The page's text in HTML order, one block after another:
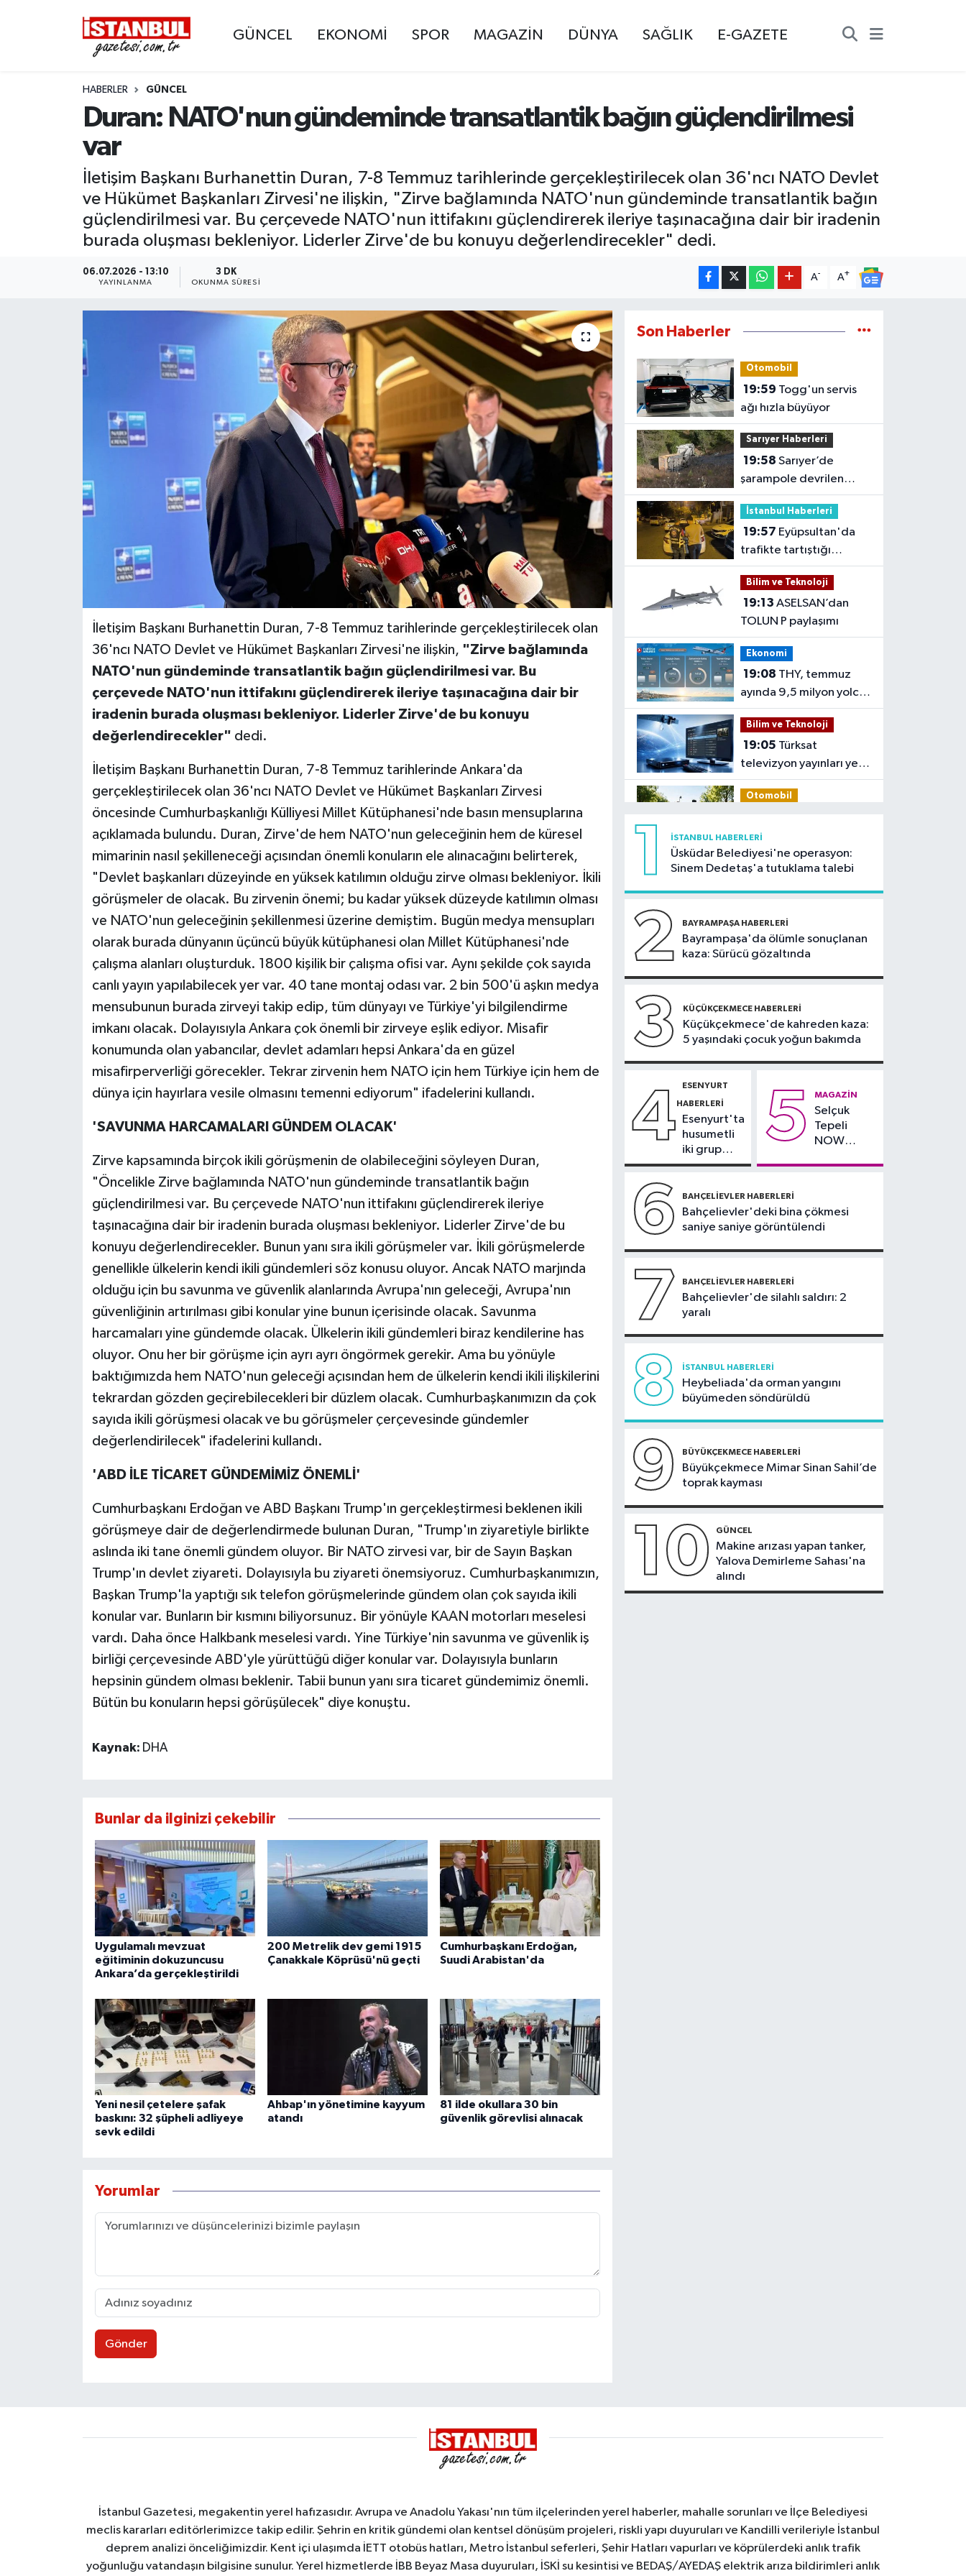
GÜNCEL EKONOMİ SPOR MAGAZİN DÜNYA SAĞLIK E-GAZETE
HABERLER GÜNCEL
Duran: NATO'nun gündeminde transatlantik bağın güçlendirilmesi
var
İletişim Başkanı Burhanettin Duran, 7-8 Temmuz tarihlerinde gerçekleştirilecek olan 36'ncı NATO Devlet
ve Hükümet Başkanları Zirvesi'ne ilişkin, "Zirve bağlamında NATO'nun gündeminde transatlantik bağın
güçlendirilmesi var. Bu çerçevede NATO'nun ittifakını güçlendirerek ileriye taşınacağına dair bir iradenin
burada oluşması bekleniyor. Liderler Zirve'de bu konuyu değerlendirecekler" dedi.
06.07.2026 - 13:10
YAYINLANMA
3 DK
OKUNMA SÜRESI
A- A+
İletişim Başkanı Burhanettin Duran, 7-8 Temmuz tarihlerinde gerçekleştirilecek olan
36'ncı NATO Devlet ve Hükümet Başkanları Zirvesi'ne ilişkin, "Zirve bağlamında
NATO'nun gündeminde transatlantik bağın güçlendirilmesi var. Bu
çerçevede NATO'nun ittifakını güçlendirerek ileriye taşınacağına dair bir
iradenin burada oluşması bekleniyor. Liderler Zirve'de bu konuyu
değerlendirecekler" dedi.
İletişim Başkanı Burhanettin Duran, 7-8 Temmuz tarihlerinde Ankara'da
gerçekleştirilecek olan 36'ncı NATO Devlet ve Hükümet Başkanları Zirvesi
öncesinde Cumhurbaşkanlığı Külliyesi Millet Kütüphanesi'nde basın mensuplarına
açıklamada bulundu. Duran, Zirve'de hem NATO'nun geleceğinin hem de küresel
mimarinin nasıl şekilleneceği açısından önemli konuların ele alınacağını belirterek,
"Devlet başkanları düzeyinde en yüksek katılımın olduğu zirve olması bekleniyor. İkili
görüşmeler de olacak. Bu zirvenin önemi; bu kadar yüksek düzeyde katılımın olması
ve NATO'nun geleceğinin şekillenmesi üzerine demiştim. Bugün medya mensupları
olarak burada dünyanın üçüncü büyük kütüphanesi olan Millet Kütüphanesi'nde
çalışma alanları oluşturduk. 1800 kişilik bir çalışma ofisi var. Aynı şekilde çok sayıda
canlı yayın yapılabilecek yer var. 40 tane montaj odası var. 2 bin 500'ü aşkın medya
mensubunun burada zirveyi takip edip, tüm dünyayı ve Türkiye'yi bilgilendirme
imkanı olacak. Dolayısıyla Ankara çok önemli bir zirveye eşlik ediyor. Misafir
konumunda olan yabancılar, devlet adamları hepsi Ankara'da en güzel
misafirperverliği görecekler. Tekrar zirvenin hem NATO için hem Türkiye için hem de
dünya için hayırlara vesile olmasını temenni ediyorum" ifadelerini kullandı.
'SAVUNMA HARCAMALARI GÜNDEM OLACAK'
Zirve kapsamında birçok ikili görüşmenin de olabileceğini söyleyen Duran,
"Öncelikle Zirve bağlamında NATO'nun gündeminde transatlantik bağın
güçlendirilmesi var. Bu çerçevede NATO'nun ittifakını güçlendirerek ileriye
taşınacağına dair bir iradenin burada oluşması bekleniyor. Liderler Zirve'de bu
konuyu değerlendirecekler. Bunun yanı sıra ikili görüşmeler var. İkili görüşmelerde
genellikle ülkelerin kendi ikili gündemleri söz konusu oluyor. Ancak NATO marjında
olduğu için bu savunma ve güvenlik alanlarında Avrupa'nın geleceği, Avrupa'nın
güvenliğinin artırılması gibi konular yine bunun içerisinde olacak. Savunma
harcamaları yine gündemde olacak. Ülkelerin ikili gündemleri biraz kendilerine has
oluyor. Onu her bir görüşme için ayrı ayrı öngörmek gerekir. Ama bu yönüyle
baktığımızda hem NATO'nun geleceği açısından hem de ülkelerin kendi ikili ilişkilerini
tekrardan gözden geçirebilecekleri bir düzlem olacak. Cumhurbaşkanımızın da çok
sayıda ikili görüşmesi olacak ve bu görüşmeler çerçevesinde gündemler
değerlendirilecek" ifadelerini kullandı.
'ABD İLE TİCARET GÜNDEMİMİZ ÖNEMLİ'
Cumhurbaşkanı Erdoğan ve ABD Başkanı Trump'ın gerçekleştirmesi beklenen ikili
görüşmeye dair de değerlendirmede bulunan Duran, "Trump'ın ziyaretiyle birlikte
aslında iki tane önemli gündem oluyor. Bir NATO zirvesi var, bir de Sayın Başkan
Trump'ın devlet ziyareti. Dolayısıyla bu ziyareti önemsiyoruz. Cumhurbaşkanımızın,
Başkan Trump'la yaptığı sık telefon görüşmelerinde gündem olan çok sayıda ikili
konular var. Bunların bir kısmını biliyorsunuz. Bir yönüyle KAAN motorları meselesi
vardı. Daha önce Halkbank meselesi vardı. Yine Türkiye'nin savunma ve güvenlik iş
birliği çerçevesinde ABD'yle yürüttüğü diğer konular var. Dolayısıyla bunların
hepsinin gündem olması beklenir. Tabii bunun yanı sıra ticaret gündemimiz önemli.
Bütün bu konuların hepsi görüşülecek" diye konuştu.
Kaynak: DHA
Bunlar da ilginizi çekebilir
Uygulamalı mevzuat
eğitiminin dokuzuncusu
Ankara’da gerçekleştirildi
200 Metrelik dev gemi 1915
Çanakkale Köprüsü'nü geçti
Cumhurbaşkanı Erdoğan,
Suudi Arabistan'da
Yeni nesil çetelere şafak
baskını: 32 şüpheli adliyeye
sevk edildi
Ahbap'ın yönetimine kayyum
atandı
81 ilde okullara 30 bin
güvenlik görevlisi alınacak
Yorumlar
Gönder
Son Haberler
Otomobil
19:59
ağı hızla büyüyor
Sarıyer Haberleri
19:58
şarampole devrilen
hafriyat kamyonunun
şoförü yaralandı
İstanbul Haberleri
19:57
trafikte tartıştığı
sürücünün önünü kesip
tehdit eden saldırgana
180 bin lira ceza
Bilim ve Teknoloji
19:13
TOLUN P paylaşımı
Ekonomi
19:08
ayında 9,5 milyon yolcu
taşıdı
Bilim ve Teknoloji
19:05
televizyon yayınları yeni
nesil uydulara taşınıyor
Otomobil
deneyimi denize
taşınacak
Güncel
Spor
18:59Hamza Yerlikaya:
2028 Olimpiyatları'nda
büyük başarılar elde
edeceğiz
İstanbul Haberleri
18:44Kireçburnu Sahili
Antalya plajlarını
aratmadı
1 İSTANBUL HABERLERI
Üsküdar Belediyesi'ne operasyon:
Sinem Dedetaş'a tutuklama talebi
2 BAYRAMPAŞA HABERLERI
Bayrampaşa'da ölümle sonuçlanan
kaza: Sürücü gözaltında
3 KÜÇÜKÇEKMECE HABERLERI
Küçükçekmece'de kahreden kaza:
5 yaşındaki çocuk yoğun bakımda
4 ESENYURT
HABERLERI
Esenyurt'ta
husumetli
iki grup
arasında
kavga
5 MAGAZIN
Selçuk
Tepeli
NOW
6 BAHÇELIEVLER HABERLERI
Bahçelievler'deki bina çökmesi
saniye saniye görüntülendi
7 BAHÇELIEVLER HABERLERI
Bahçelievler'de silahlı saldırı: 2
yaralı
8 İSTANBUL HABERLERI
Heybeliada'da orman yangını
büyümeden söndürüldü
9 BÜYÜKÇEKMECE HABERLERI
Büyükçekmece Mimar Sinan Sahil’de
toprak kayması
10 GÜNCEL
Makine arızası yapan tanker,
Yalova Demirleme Sahası'na
alındı
İstanbul Gazetesi, megakentin yerel hafızasıdır. Avrupa ve Anadolu Yakası'nın tüm ilçelerinden yerel haberler, mahalle sorunları ve İlçe Belediyesi
meclis kararları editörlerimizce takip edilir. Şehrin en kritik gündemi olan kentsel dönüşüm projeleri, riskli yapı duyuruları ve Kandilli verileriyle İstanbul
deprem analizi önceliğimizdir. Kent içi ulaşımda İETT otobüs hatları, Metro İstanbul seferleri, Şehir Hatları vapurları ve köprülerdeki anlık trafik
yoğunluğu vatandaşın bilgisine sunulur. Yerel hizmetlerde İBB Beyaz Masa duyuruları, İSKİ su kesintisi ve BEDAŞ/AYEDAŞ elektrik arıza bildirimleri anlık
EKONOMİ
İSTANBUL
MAGAZİN
KÜLTÜR SANAT
SAĞLIK
BİLİM VE TEKNOLOJİ
Nöbetçi Eczaneler
Hava Durumu
Trafik Durumu
Tüm Manşetler
Son Dakika Haberleri
Haber Arşivi